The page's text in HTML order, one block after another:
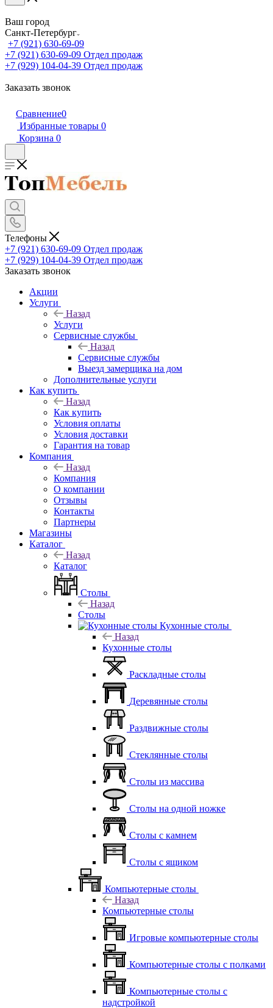
Ваш город
Санкт-Петербург
+7 (921) 630-69-09
+7 (921) 630-69-09 Отдел продаж
+7 (929) 104-04-39 Отдел продаж
Заказать звонок
Сравнение0
Избранные товары 0
Корзина 0
Телефоны
+7 (921) 630-69-09 Отдел продаж
+7 (929) 104-04-39 Отдел продаж
Заказать звонок
Акции
Услуги
Назад
Услуги
Сервисные службы
Назад
Сервисные службы
Выезд замерщика на дом
Дополнительные услуги
Как купить
Назад
Как купить
Условия оплаты
Условия доставки
Гарантия на товар
Компания
Назад
Компания
О компании
Отзывы
Контакты
Партнеры
Магазины
Каталог
Назад
Каталог
Столы
Назад
Столы
Кухонные столы
Назад
Кухонные столы
Раскладные столы
Деревянные столы
Раздвижные столы
Стеклянные столы
Столы из массива
Столы на одной ножке
Столы с камнем
Столы с ящиком
Компьютерные столы
Назад
Компьютерные столы
Игровые компьютерные столы
Компьютерные столы с полками
Компьютерные столы с
надстройкой